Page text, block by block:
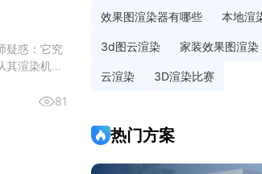
疑惑：它究
渲染机制
键问题。核
81
效果图渲染器有哪些 本地渲
3d图云渲染 家装效果图渲染
云渲染 3D渲染比赛
热门方案